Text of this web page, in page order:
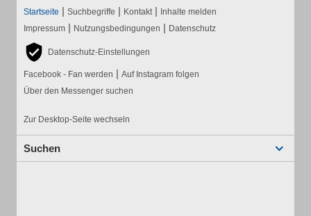
Startseite | Suchbegriffe | Kontakt | Inhalte melden
Impressum | Nutzungsbedingungen | Datenschutz
Datenschutz-Einstellungen
Facebook - Fan werden | Auf Instagram folgen
Über den Messenger suchen
Zur Desktop-Seite wechseln
Suchen